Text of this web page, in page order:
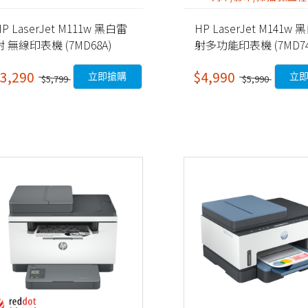
LaserJet M111w 黑白雷
無線印表機 (7MD68A)
$5,799 立即搶購
HP LaserJet M141w
射多功能印表機
$4,990 $5,990 立